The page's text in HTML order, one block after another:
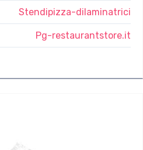
Stendipizza-dilaminatrici
Pg-restaurantstore.it